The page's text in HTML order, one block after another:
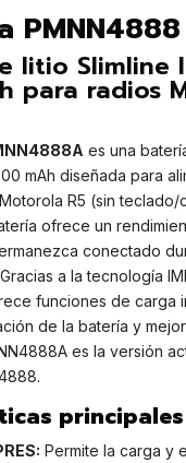
PMNN4888
litio Slimline
para radios
es una
mAh diseñada para
R5 (sin teclado/
ofrece un
conectado
a la tecnología
funciones de carga
de la batería y
es la versión
principales
Permite la carga y